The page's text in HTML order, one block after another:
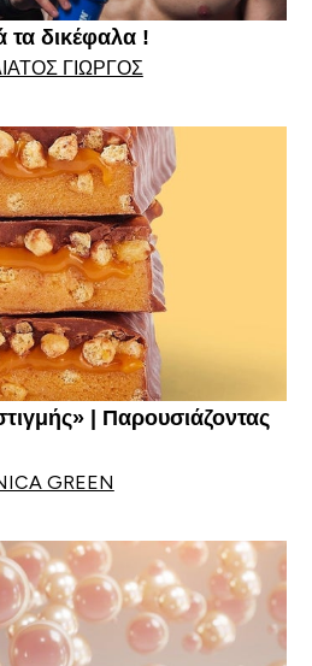
δικέφαλα !
ΓΙΏΡΓΟΣ
| Παρουσιάζοντας
GREEN